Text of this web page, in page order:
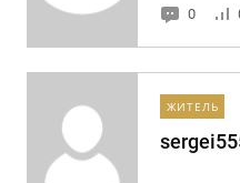
0
ЖИТЕЛЬ